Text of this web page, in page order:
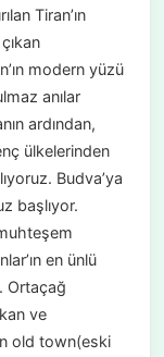
Tiran’ın
modern yüzü
anılar
ardından,
ülkelerinden
Budva’ya
başlıyor.
en ünlü
Ortaçağ
ve
old town(eski